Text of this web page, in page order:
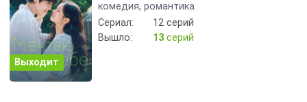
комедия, романтика
Сериал:
12 серий
Вышло:
13 серий
Выходит